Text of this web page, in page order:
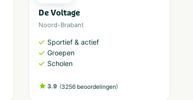
De Voltage
Noord-Brabant
Sportief & actief
Groepen
Scholen
3.9 (3256 beoordelingen)